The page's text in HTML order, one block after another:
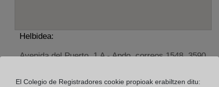
Helbidea:
Avenida del Puerto, 1 A - Apdo. correos 1548, 3590
El Colegio de Registradores cookie propioak erabiltzen ditu: